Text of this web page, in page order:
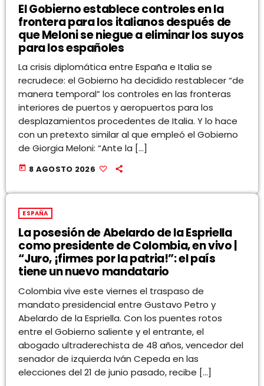
El Gobierno establece controles en la
frontera para los italianos después de
que Meloni se niegue a eliminar los suyos
para los españoles
La crisis diplomática entre España e Italia se
recrudece: el Gobierno ha decidido restablecer “de
manera temporal” los controles en las fronteras
interiores de puertos y aeropuertos para los
desplazamientos procedentes de Italia. Y lo hace
con un pretexto similar al que empleó el Gobierno
de Giorgia Meloni: “Ante la […]
today 8 AGOSTO 2026
ESPAÑA
La posesión de Abelardo de la Espriella
como presidente de Colombia, en vivo |
“Juro, ¡firmes por la patria!”: el país
tiene un nuevo mandatario
Colombia vive este viernes el traspaso de
mandato presidencial entre Gustavo Petro y
Abelardo de la Espriella. Con los puentes rotos
entre el Gobierno saliente y el entrante, el
abogado ultraderechista de 48 años, vencedor del
senador de izquierda Iván Cepeda en las
elecciones del 21 de junio pasado, recibe […]